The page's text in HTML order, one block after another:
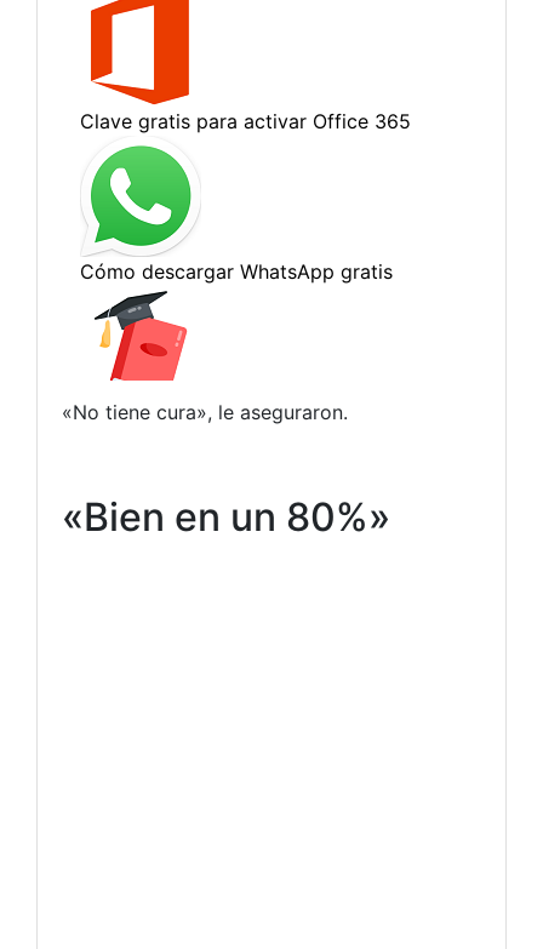
«No tiene cura», le aseguraron.
«Bien en un 80%»